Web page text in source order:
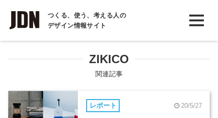
つくる、使う、考える人の
デザイン情報サイト
INTERVIEW
インタビュー
COLUMN
コラム
ZIKICO
関連記事
レポート 20/5/27